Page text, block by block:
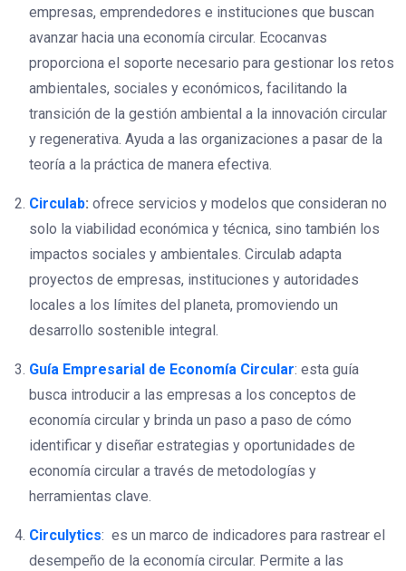
empresas, emprendedores e instituciones que buscan
avanzar hacia una economía circular. Ecocanvas
proporciona el soporte necesario para gestionar los retos
ambientales, sociales y económicos, facilitando la
transición de la gestión ambiental a la innovación circular
y regenerativa. Ayuda a las organizaciones a pasar de la
teoría a la práctica de manera efectiva.
Circulab: ofrece servicios y modelos que consideran no
solo la viabilidad económica y técnica, sino también los
impactos sociales y ambientales. Circulab adapta
proyectos de empresas, instituciones y autoridades
locales a los límites del planeta, promoviendo un
desarrollo sostenible integral.
Guía Empresarial de Economía Circular: esta guía
busca introducir a las empresas a los conceptos de
economía circular y brinda un paso a paso de cómo
identificar y diseñar estrategias y oportunidades de
economía circular a través de metodologías y
herramientas clave.
Circulytics: es un marco de indicadores para rastrear el
desempeño de la economía circular. Permite a las